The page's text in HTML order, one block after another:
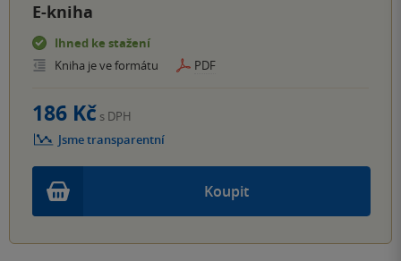
E-kniha
Ihned ke stažení
Kniha je ve formátu
PDF
Koupit
186 Kč s DPH
Jsme transparentní